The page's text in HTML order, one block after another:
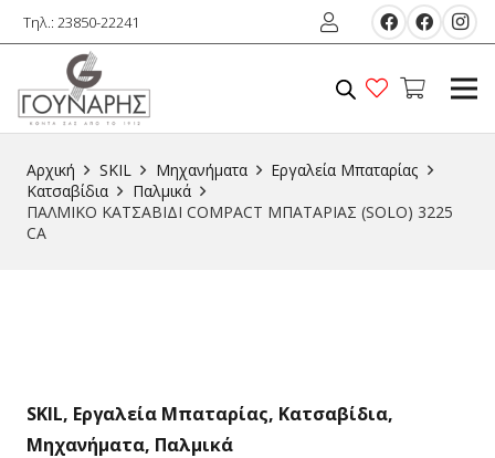
Τηλ.: 23850-22241
Αρχική SKIL Μηχανήματα
Εργαλεία Μπαταρίας
Κατσαβίδια
Παλμικά
ΠΑΛΜΙΚΟ ΚΑΤΣΑΒΙΔΙ COMPACT ΜΠΑΤΑΡΙΑΣ (SOLO) 3225
CA
SKIL, Εργαλεία Μπαταρίας, Κατσαβίδια,
Μηχανήματα, Παλμικά